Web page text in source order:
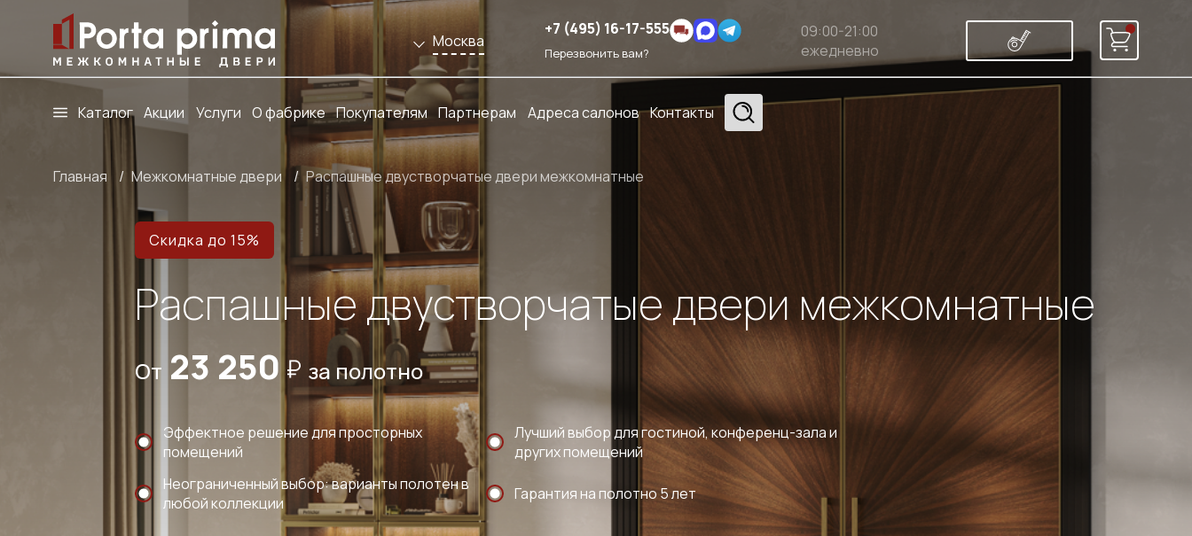
Москва
+7 (495) 16-17-555
Перезвонить вам?
09:00-21:00
ежедневно
Каталог Акции Услуги О фабрике Покупателям Партнерам Адреса салонов Контакты
Главная / Межкомнатные двери / Распашные двустворчатые двери межкомнатные
Скидка до 15%
Распашные двустворчатые двери межкомнатные
От 23 250 за полотно
Эффектное решение для просторных
помещений
Лучший выбор для гостиной, конференц-зала и
других помещений
Неограниченный выбор: варианты полотен в
любой коллекции
Гарантия на полотно 5 лет